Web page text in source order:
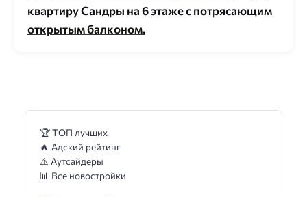
квартиру Сандры на 6 этаже с потрясающим
открытым балконом.
🏆 ТОП лучших
🔥 Адский рейтинг
⚠️ Аутсайдеры
📊 Все новостройки